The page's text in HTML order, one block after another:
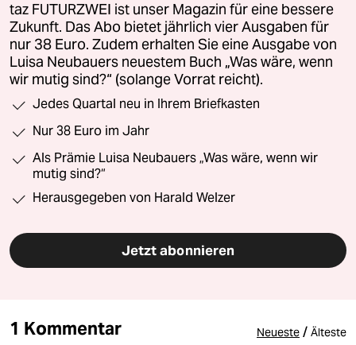
taz FUTURZWEI ist unser Magazin für eine bessere
Zukunft. Das Abo bietet jährlich vier Ausgaben für
nur 38 Euro. Zudem erhalten Sie eine Ausgabe von
Luisa Neubauers neuestem Buch „Was wäre, wenn
wir mutig sind?“ (solange Vorrat reicht).
Jedes Quartal neu in Ihrem Briefkasten
Nur 38 Euro im Jahr
Als Prämie Luisa Neubauers „Was wäre, wenn wir
mutig sind?“
Herausgegeben von Harald Welzer
Jetzt abonnieren
1 Kommentar Neueste / Älteste